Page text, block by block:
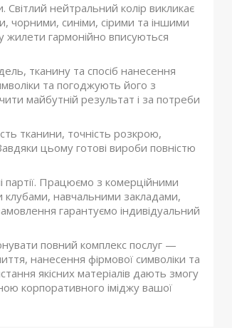
нейтральний колір викликає
чорними, синіми, сірими та іншими
жилети гармонійно вписуються
тканину та спосіб нанесення
та погоджують його з
майбутній результат і за потреби
тканини, точність розкрою,
цьому готові вироби повністю
партії. Працюємо з комерційними
клубами, навчальними закладами,
гарантуємо індивідуальний
повний комплекс послуг —
нанесення фірмової символіки та
якісних матеріалів дають змогу
корпоративного іміджу вашої